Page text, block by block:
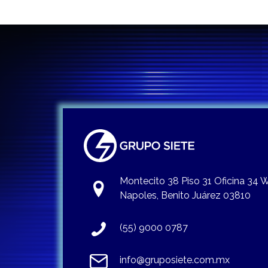
Montecito 38 Piso 31 Oficina 34
Napoles, Benito Juárez 03810
(55) 9000 0787
info@gruposiete.com.mx